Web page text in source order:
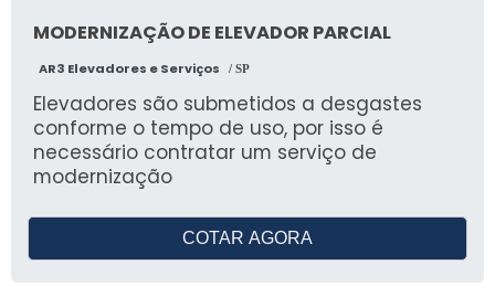
MODERNIZAÇÃO DE ELEVADOR PARCIAL
AR3 Elevadores e Serviços / SP
Elevadores são submetidos a desgastes
conforme o tempo de uso, por isso é
necessário contratar um serviço de
modernização
COTAR AGORA